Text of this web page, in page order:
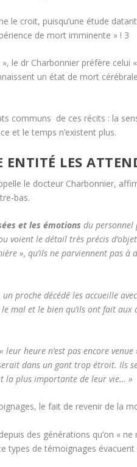
le croit, puisqu’une étude
de mort imminente » ! 3
le dr Charbonnier préfère celui
un état de mort
communs de ces récits : la
et le temps n’existent plus.
LES
le docteur Charbonnier,
bas.
et les émotions du personnel
voient le détail très précis
», qu’ils ne parviennent pas à
proche décédé les accueille
mal et le bien qu’ils ont fait aux
leur heure n’est pas encore
dans un gant trop étroit. Ils
la plus importante de leur vie… »
le fait de revenir de la
des générations qu’on «
types de témoignages évacuent